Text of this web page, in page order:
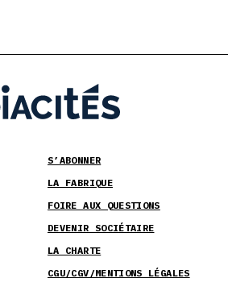
S’ABONNER
LA FABRIQUE
FOIRE AUX QUESTIONS
DEVENIR SOCIÉTAIRE
LA CHARTE
CGU/CGV/MENTIONS LÉGALES